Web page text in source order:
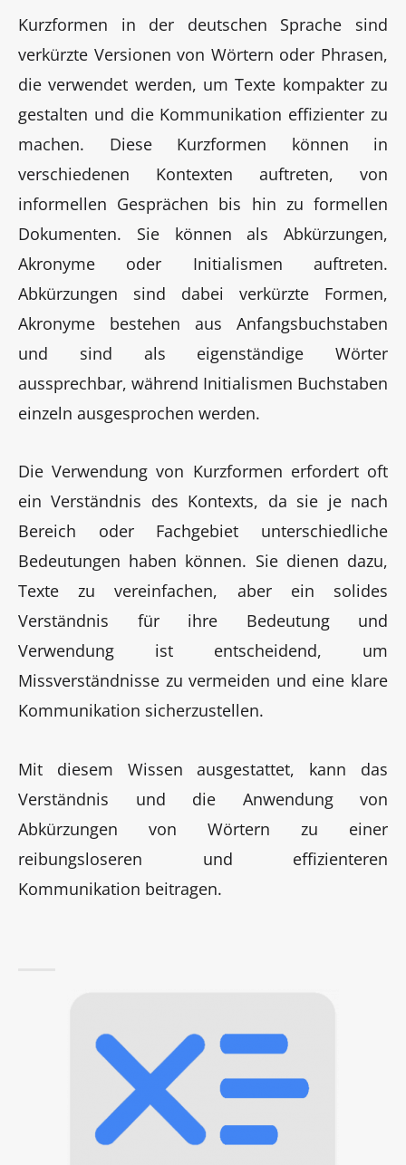
Kurzformen in der deutschen Sprache sind
verkürzte Versionen von Wörtern oder Phrasen,
die verwendet werden, um Texte kompakter zu
gestalten und die Kommunikation effizienter zu
machen. Diese Kurzformen können in
verschiedenen Kontexten auftreten, von
informellen Gesprächen bis hin zu formellen
Dokumenten. Sie können als Abkürzungen,
Akronyme oder Initialismen auftreten.
Abkürzungen sind dabei verkürzte Formen,
Akronyme bestehen aus Anfangsbuchstaben
und sind als eigenständige Wörter
aussprechbar, während Initialismen Buchstaben
einzeln ausgesprochen werden.
Die Verwendung von Kurzformen erfordert oft
ein Verständnis des Kontexts, da sie je nach
Bereich oder Fachgebiet unterschiedliche
Bedeutungen haben können. Sie dienen dazu,
Texte zu vereinfachen, aber ein solides
Verständnis für ihre Bedeutung und
Verwendung ist entscheidend, um
Missverständnisse zu vermeiden und eine klare
Kommunikation sicherzustellen.
Mit diesem Wissen ausgestattet, kann das
Verständnis und die Anwendung von
Abkürzungen von Wörtern zu einer
reibungsloseren und effizienteren
Kommunikation beitragen.